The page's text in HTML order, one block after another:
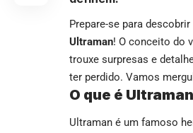
Prepare-se para
Ultraman! O conceito do
trouxe surpresas e
ter perdido. Vamos
O que é
Ultraman é um famoso